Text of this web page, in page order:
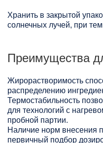
Хранить в закрытой
солнечных лучей, при
Преимущества
Жирорастворимость
распределению
Термостабильность
для технологий с
пробной партии.
Наличие норм внесения
первичный подбор